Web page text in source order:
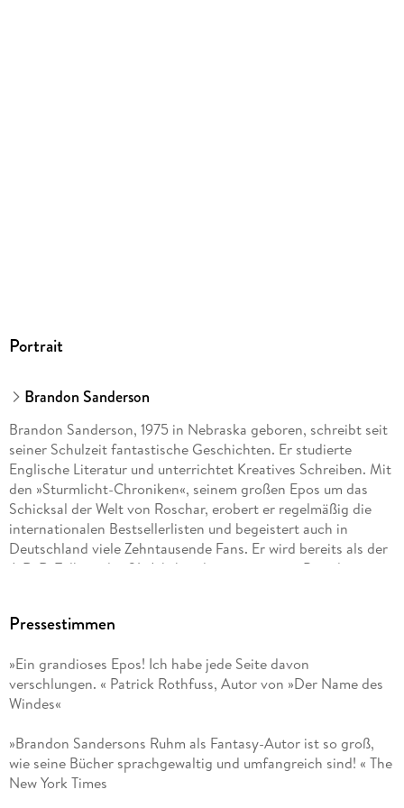
Portrait
Brandon Sanderson
Brandon Sanderson, 1975 in Nebraska geboren, schreibt seit
seiner Schulzeit fantastische Geschichten. Er studierte
Englische Literatur und unterrichtet Kreatives Schreiben. Mit
den »Sturmlicht-Chroniken«, seinem großen Epos um das
Schicksal der Welt von Roschar, erobert er regelmäßig die
internationalen Bestsellerlisten und begeistert auch in
Deutschland viele Zehntausende Fans. Er wird bereits als der
J. R. R. Tolkien des 21. Jahrhunderts gepriesen. Brandon
Pressestimmen
»Ein grandioses Epos! Ich habe jede Seite davon
verschlungen. « Patrick Rothfuss, Autor von »Der Name des
Windes«
»Brandon Sandersons Ruhm als Fantasy-Autor ist so groß,
wie seine Bücher sprachgewaltig und umfangreich sind! « The
New York Times